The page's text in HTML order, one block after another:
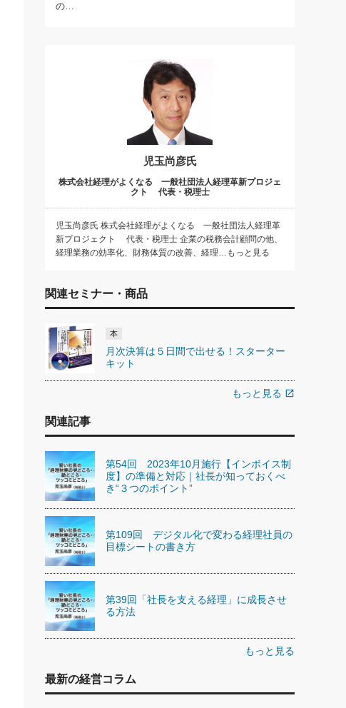
の…
児玉尚彦氏
株式会社経理がよくなる 一般社団法人経理革新プロジェ
クト 代表・税理士
児玉尚彦氏 株式会社経理がよくなる 一般社団法人経理革
新プロジェクト 代表・税理士 企業の税務会計顧問の他、
経理業務の効率化、財務体質の改善、経理…もっと見る
関連セミナー・商品
本
月次決算は５日間で出せる！スターター
キット
もっと見る open_in_new
関連記事
第54回 2023年10月施行【インボイス制
度】の準備と対応｜社長が知っておくべ
き“３つのポイント”
第109回 デジタル化で変わる経理社員の
目標シートの書き方
第39回「社長を支える経理」に成長させ
る方法
もっと見る
最新の経営コラム